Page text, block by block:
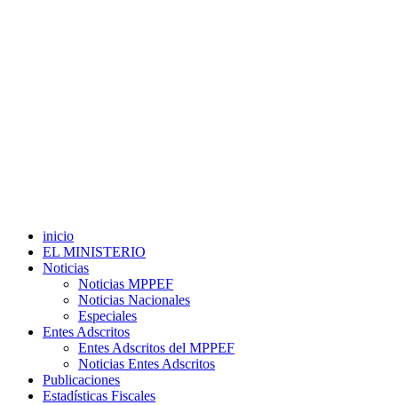
inicio
EL MINISTERIO
Noticias
Noticias MPPEF
Noticias Nacionales
Especiales
Entes Adscritos
Entes Adscritos del MPPEF
Noticias Entes Adscritos
Publicaciones
Estadísticas Fiscales